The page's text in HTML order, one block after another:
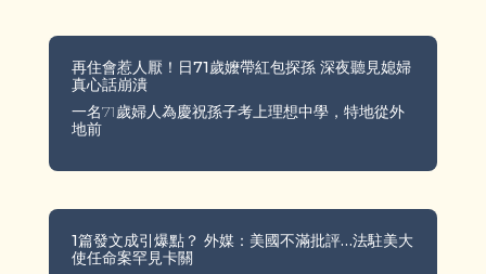
再住會惹人厭！日71歲嬤帶紅包探孫 深夜聽見媳婦
真心話崩潰
一名71歲婦人為慶祝孫子考上理想中學，特地從外
地前
1篇發文成引爆點？ 外媒：美國不滿批評…法駐美大
使任命案罕見卡關